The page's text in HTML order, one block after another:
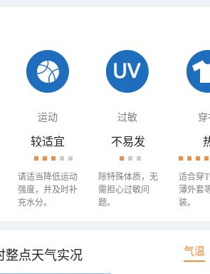
运动 过敏 穿
较适宜
请适当降低运动
强度，并及时补
充水分。
不易发
除特殊体质，无
需担心过敏问
题。
适合穿
薄外套
装。
整点天气实况 气温